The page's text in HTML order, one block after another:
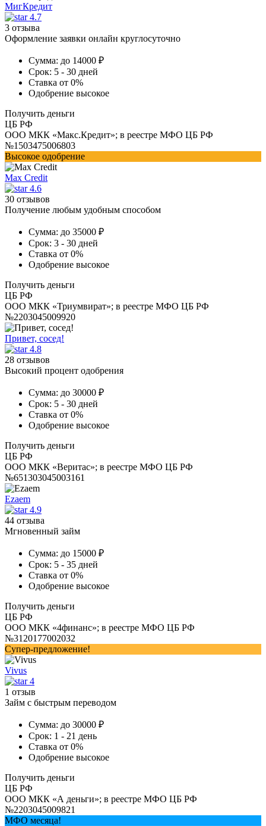
МигКредит
4.7
3 отзыва
Оформление заявки онлайн круглосуточно
Сумма: до 14000 ₽
Срок: 5 - 30 дней
Ставка от 0%
Одобрение высокое
Получить деньги
ЦБ РФ
ООО МКК «Макс.Кредит»; в реестре МФО ЦБ РФ
№1503475006803
Высокое одобрение
Max Credit
4.6
30 отзывов
Получение любым удобным способом
Сумма: до 35000 ₽
Срок: 3 - 30 дней
Ставка от 0%
Одобрение высокое
Получить деньги
ЦБ РФ
ООО МКК «Триумвират»; в реестре МФО ЦБ РФ
№2203045009920
Привет, сосед!
4.8
28 отзывов
Высокий процент одобрения
Сумма: до 30000 ₽
Срок: 5 - 30 дней
Ставка от 0%
Одобрение высокое
Получить деньги
ЦБ РФ
ООО МКК «Веритас»; в реестре МФО ЦБ РФ
№651303045003161
Ezaem
4.9
44 отзыва
Мгновенный займ
Сумма: до 15000 ₽
Срок: 5 - 35 дней
Ставка от 0%
Одобрение высокое
Получить деньги
ЦБ РФ
ООО МКК «4финанс»; в реестре МФО ЦБ РФ
№3120177002032
Супер-предложение!
Vivus
4
1 отзыв
Займ с быстрым переводом
Сумма: до 30000 ₽
Срок: 1 - 21 день
Ставка от 0%
Одобрение высокое
Получить деньги
ЦБ РФ
ООО МКК «А деньги»; в реестре МФО ЦБ РФ
№2203045009821
МФО месяца!